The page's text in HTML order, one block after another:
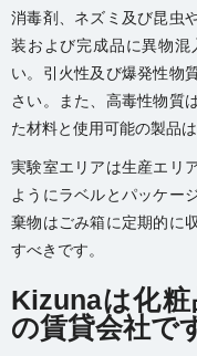
消毒剤、ネズミ及び昆虫
装および完成品に異物混
い。引火性及び爆発性物
さい。また、高毒性物質
た材料と使用可能の製品
実験室エリアは生産エリ
ようにラベルとパッケー
棄物はごみ箱に定期的に
すべきです。
Kizunaは化
の賃貸会社で